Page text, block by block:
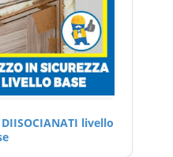
livello